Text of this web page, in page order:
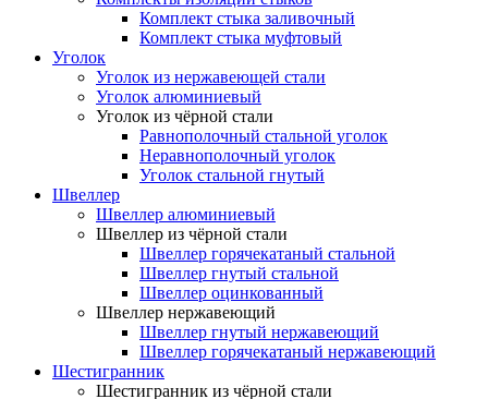
Комплект стыка заливочный
Комплект стыка муфтовый
Уголок
Уголок из нержавеющей стали
Уголок алюминиевый
Уголок из чёрной стали
Равнополочный стальной уголок
Неравнополочный уголок
Уголок стальной гнутый
Швеллер
Швеллер алюминиевый
Швеллер из чёрной стали
Швеллер горячекатаный стальной
Швеллер гнутый стальной
Швеллер оцинкованный
Швеллер нержавеющий
Швеллер гнутый нержавеющий
Швеллер горячекатаный нержавеющий
Шестигранник
Шестигранник из чёрной стали